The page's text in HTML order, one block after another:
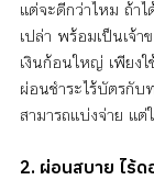
แต่จะดีกว่าไหม ถ้า
เปล่า พร้อมเป็นเจ้า
เงินก้อนใหญ่ เพียง
ผ่อนชำระไร้บัตรกับ
สามารถแบ่งจ่าย แ
2. ผ่อนสบาย ไร้